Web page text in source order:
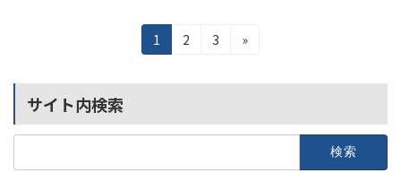
の
ペ
固
定
1
固
2
固
3 »
サイト内検索
検